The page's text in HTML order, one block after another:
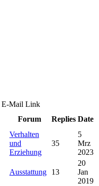
E-Mail Link
Forum Replies Date
Verhalten
und
Erziehung
35
5
Mrz
2023
Ausstattung 13
20
Jan
2019